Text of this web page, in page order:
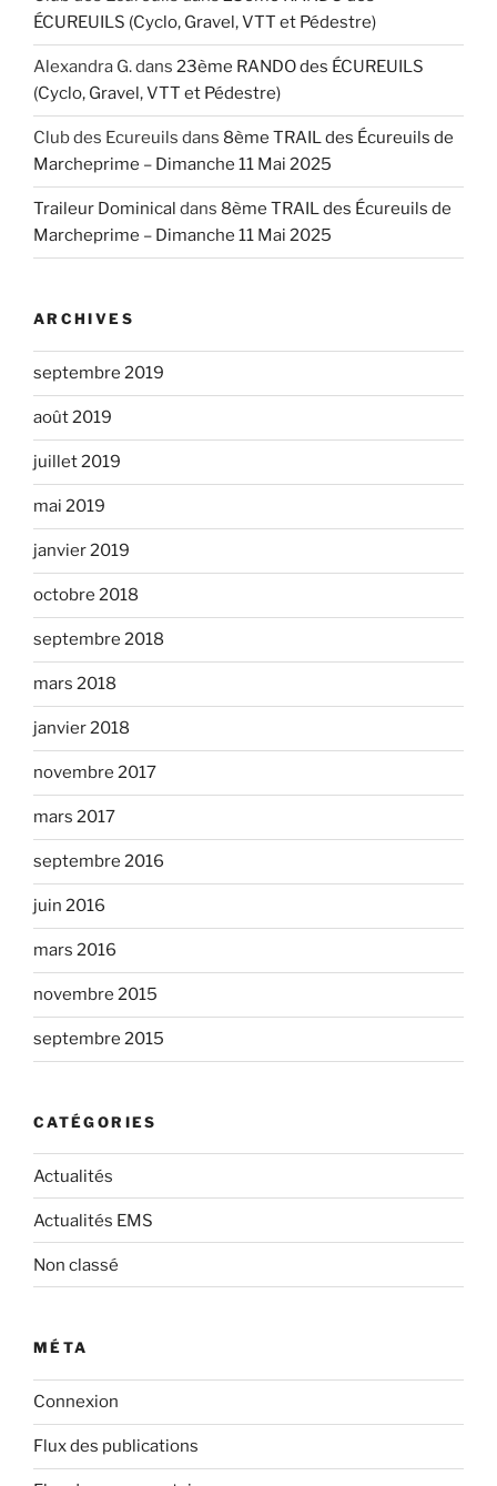
ÉCUREUILS (Cyclo, Gravel, VTT et Pédestre)
Alexandra G.dans 23ème RANDO des ÉCUREUILS
(Cyclo, Gravel, VTT et Pédestre)
Club des Ecureuils dans 8ème TRAIL des Écureuils de
Marcheprime – Dimanche 11 Mai 2025
Traileur Dominical dans 8ème TRAIL des Écureuils de
Marcheprime – Dimanche 11 Mai 2025
ARCHIVES
septembre 2019
août 2019
juillet 2019
mai 2019
janvier 2019
octobre 2018
septembre 2018
mars 2018
janvier 2018
novembre 2017
mars 2017
septembre 2016
juin 2016
mars 2016
novembre 2015
septembre 2015
CATÉGORIES
Actualités
Actualités EMS
Non classé
MÉTA
Connexion
Flux des publications